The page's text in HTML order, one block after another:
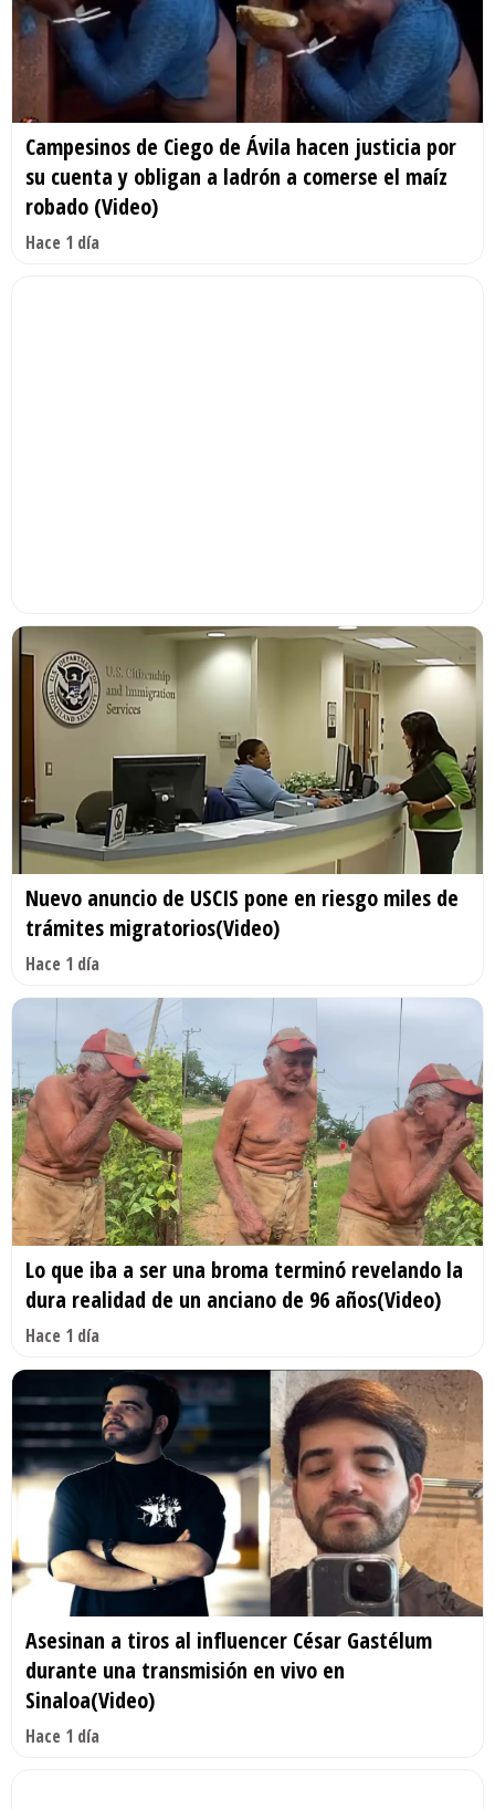
Campesinos de Ciego de Ávila hacen justicia por
su cuenta y obligan a ladrón a comerse el maíz
robado (Video)
Hace 1 día
Nuevo anuncio de USCIS pone en riesgo miles de
trámites migratorios(Video)
Hace 1 día
Lo que iba a ser una broma terminó revelando la
dura realidad de un anciano de 96 años(Video)
Hace 1 día
Asesinan a tiros al influencer César Gastélum
durante una transmisión en vivo en
Sinaloa(Video)
Hace 1 día